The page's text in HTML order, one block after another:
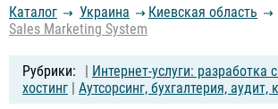
Каталог Украина
Киевская область
Sales Marketing System
| Интернет-услуги: разработка
хостинг | Аутсорсинг, бухгалтерия, аудит,